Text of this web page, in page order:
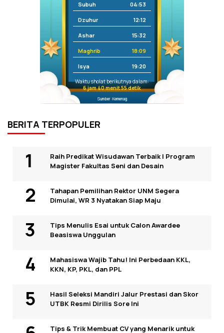
Subuh 04:53
Dzuhur 12:12
Ashar 15:32
Maghrib 18:09
Isya 19:20
Waktu sholat berikutnya dalam:
6 jam 40 menit 55 detik
Sumber: Kemenag
BERITA TERPOPULER
Raih Predikat Wisudawan Terbaik I Program
Magister Fakultas Seni dan Desain
Tahapan Pemilihan Rektor UNM Segera
Dimulai, WR 3 Nyatakan Siap Maju
Tips Menulis Esai untuk Calon Awardee
Beasiswa Unggulan
Mahasiswa Wajib Tahu! Ini Perbedaan KKL,
KKN, KP, PKL, dan PPL
Hasil Seleksi Mandiri Jalur Prestasi dan Skor
UTBK Resmi Dirilis Sore Ini
Tips & Trik Membuat CV yang Menarik untuk